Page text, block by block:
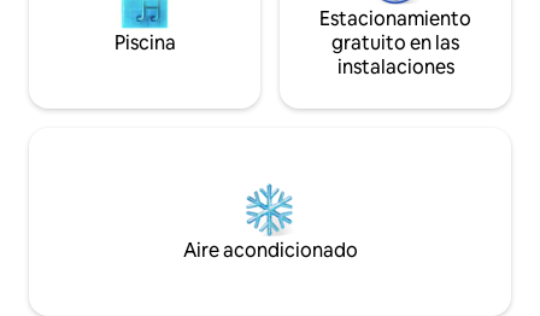
Piscina
Estacionamiento
gratuito en las
instalaciones
Aire acondicionado